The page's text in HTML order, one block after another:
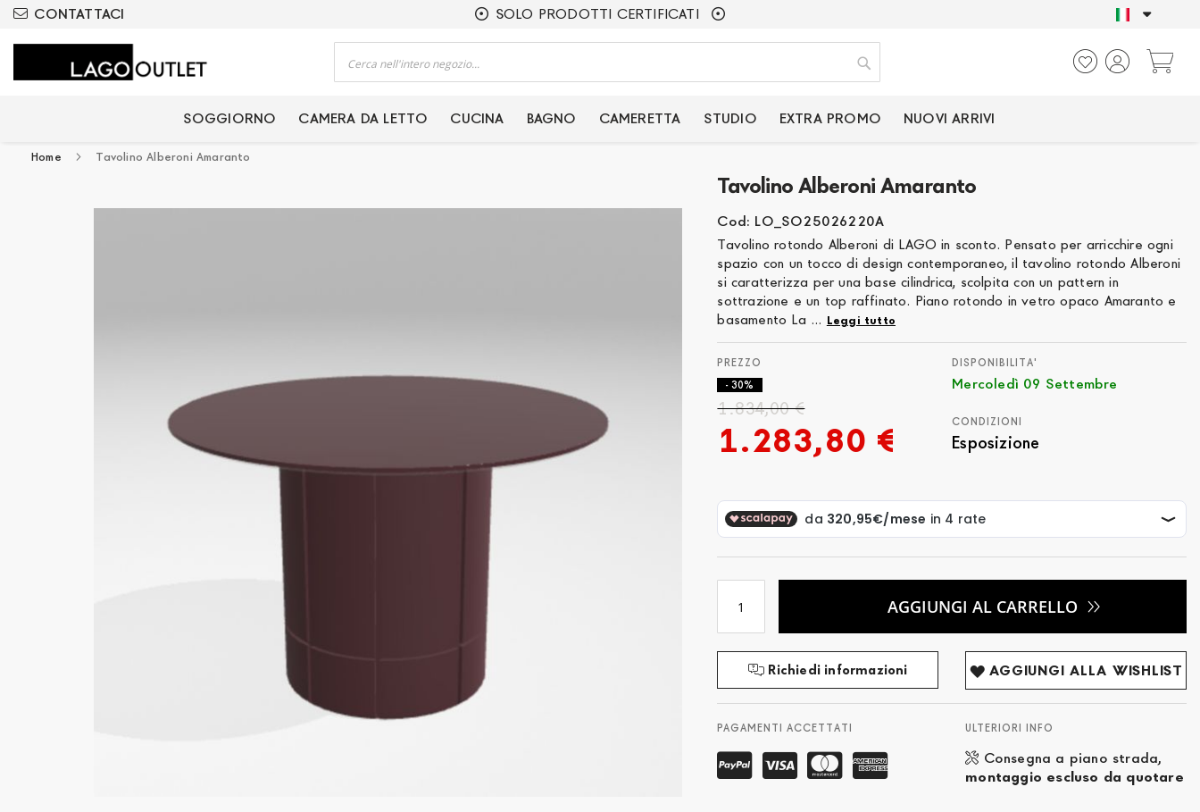
CONTATTACI
CERTIFICATI SOLO PRODOTTI CERTIFICATI SOLO PRODOTTI
Cerca
SOGGIORNO CAMERA DA LETTO CUCINA BAGNO CAMERETTA STUDIO EXTRA PROMO NUOVI ARRIVI
Home Tavolino Alberoni Amaranto
Tavolino Alberoni Amaranto
Cod: LO_SO25026220A
Tavolino rotondo Alberoni di LAGO in sconto. Pensato per arricchire ogni
spazio con un tocco di design contemporaneo, il tavolino rotondo Alberoni
si caratterizza per una base cilindrica, scolpita con un pattern in
sottrazione e un top raffinato. Piano rotondo in vetro opaco Amaranto e
basamento La ... Leggi tutto
1.283,80 €
1.834,00 €
- 30%
DISPONIBILITA'
Mercoledì 09 Settembre
CONDIZIONI
Esposizione
AGGIUNGI AL CARRELLO
Richiedi informazioni AGGIUNGI ALLA WISHLIST
PAGAMENTI ACCETTATI ULTERIORI INFO
Consegna a piano strada,
montaggio escluso da quotare